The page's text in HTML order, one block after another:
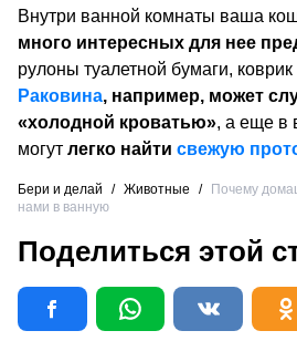
Внутри ванной комнаты ваша
много интересных для нее
рулоны туалетной бумаги,
Раковина, например, может
«холодной кроватью», а еще в
могут легко найти свежую
Бери и делай / Животные /
Почему
нами в ванную
Поделиться этой